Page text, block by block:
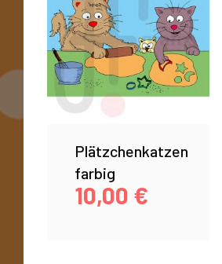
Plätzchenkatzen
farbig
10,00 €